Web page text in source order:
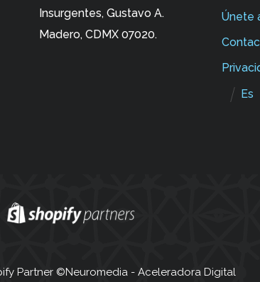
Insurgentes, Gustavo A.
Madero, CDMX 07020.
Únete
Es
Partner ©Neuromedia - Aceleradora Digital